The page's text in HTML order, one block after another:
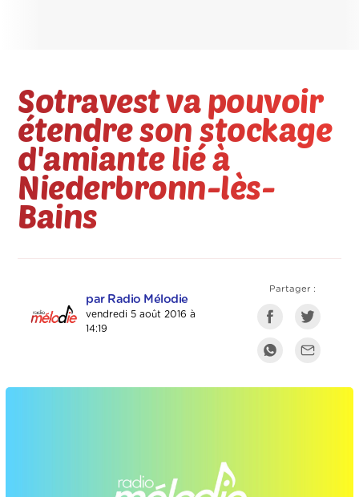
Sotravest va pouvoir
étendre son stockage
d'amiante lié à
Niederbronn-lès-
Bains
par Radio Mélodie
vendredi 5 août 2016 à
14:19
Partager :